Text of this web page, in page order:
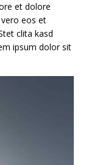
et dolore
eos et
clita kasd
ipsum dolor sit